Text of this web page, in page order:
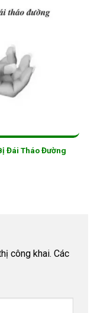
Đái Tháo Đường
công khai. Các